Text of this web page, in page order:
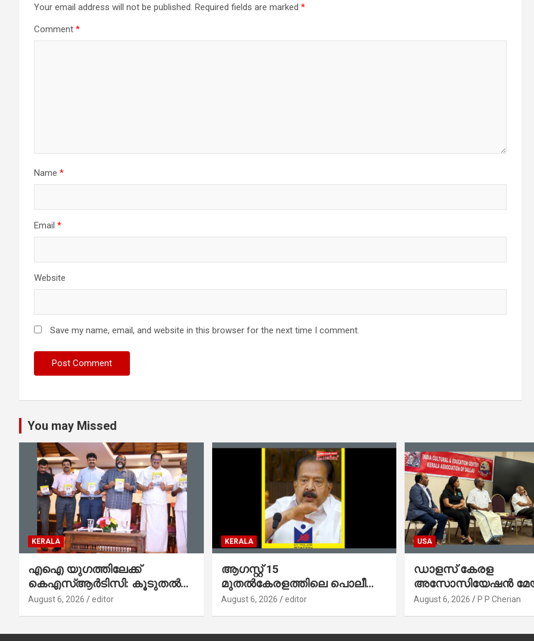
Your email address will not be published. Required fields are marked *
Comment *
Name *
Email *
Website
Save my name, email, and website in this browser for the next time I comment.
You may Missed
KERALA
എഐ യുഗത്തിലേക്ക്
കെഎസ്ആർടിസി: കൂടുതൽ
ഡിജിറ്റൽ സേവനങ്ങൾ
August 6, 2026 editor
KERALA
ആഗസ്റ്റ് 15
മുതല്‍കേരളത്തിലെ പൊലീസ്
സംവിധാനത്തിന്റെയും
August 6, 2026 editor
USA
ഡാളസ് കേരള
അസോസിയേഷൻ
വി. വി. രാജേഷിന്
August 6, 2026 P P Cherian